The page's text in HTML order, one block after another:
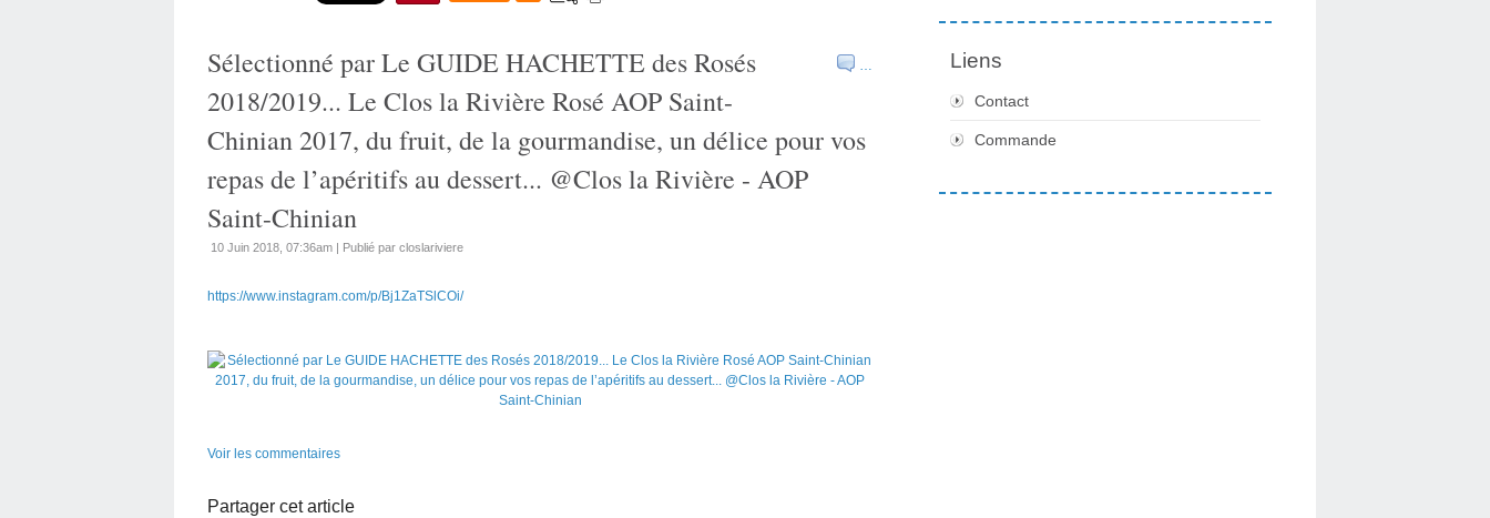
…
Sélectionné par Le GUIDE HACHETTE des Rosés
2018/2019... Le Clos la Rivière Rosé AOP Saint-
Chinian 2017, du fruit, de la gourmandise, un délice pour vos
repas de l’apéritifs au dessert... @Clos la Rivière - AOP
Saint-Chinian
10 Juin 2018, 07:36am | Publié par closlariviere
https://www.instagram.com/p/Bj1ZaTSlCOi/
Voir les commentaires
Partager cet article
Liens
Contact
Commande